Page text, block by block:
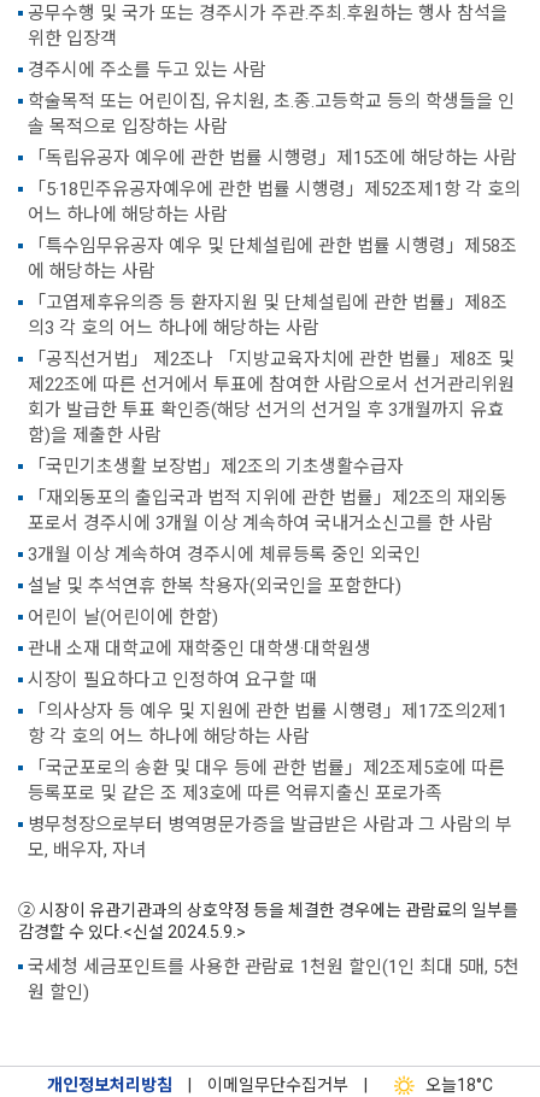
공무수행 및 국가 또는 경주시가 주관.주최.후원하는 행사 참석을
위한 입장객
경주시에 주소를 두고 있는 사람
학술목적 또는 어린이집, 유치원, 초.종.고등학교 등의 학생들을 인
솔 목적으로 입장하는 사람
「독립유공자 예우에 관한 법률 시행령」제15조에 해당하는 사람
「5·18민주유공자예우에 관한 법률 시행령」제52조제1항 각 호의
어느 하나에 해당하는 사람
「특수임무유공자 예우 및 단체설립에 관한 법률 시행령」제58조
에 해당하는 사람
「고엽제후유의증 등 환자지원 및 단체설립에 관한 법률」제8조
의3 각 호의 어느 하나에 해당하는 사람
「공직선거법」 제2조나 「지방교육자치에 관한 법률」제8조 및
제22조에 따른 선거에서 투표에 참여한 사람으로서 선거관리위원
회가 발급한 투표 확인증(해당 선거의 선거일 후 3개월까지 유효
함)을 제출한 사람
「국민기초생활 보장법」제2조의 기초생활수급자
「재외동포의 출입국과 법적 지위에 관한 법률」제2조의 재외동
포로서 경주시에 3개월 이상 계속하여 국내거소신고를 한 사람
3개월 이상 계속하여 경주시에 체류등록 중인 외국인
설날 및 추석연휴 한복 착용자(외국인을 포함한다)
어린이 날(어린이에 한함)
관내 소재 대학교에 재학중인 대학생·대학원생
시장이 필요하다고 인정하여 요구할 때
「의사상자 등 예우 및 지원에 관한 법률 시행령」제17조의2제1
항 각 호의 어느 하나에 해당하는 사람
「국군포로의 송환 및 대우 등에 관한 법률」제2조제5호에 따른
등록포로 및 같은 조 제3호에 따른 억류지출신 포로가족
병무청장으로부터 병역명문가증을 발급받은 사람과 그 사람의 부
모, 배우자, 자녀
② 시장이 유관기관과의 상호약정 등을 체결한 경우에는 관람료의 일부를
감경할 수 있다.<신설 2024.5.9.>
국세청 세금포인트를 사용한 관람료 1천원 할인(1인 최대 5매, 5천
원 할인)
개인정보처리방침 이메일무단수집거부 오늘18°C